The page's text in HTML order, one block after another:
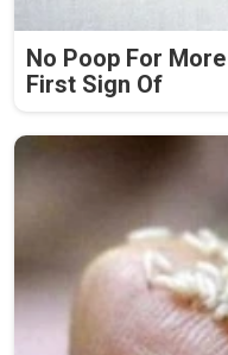
No Poop For
First Sign Of